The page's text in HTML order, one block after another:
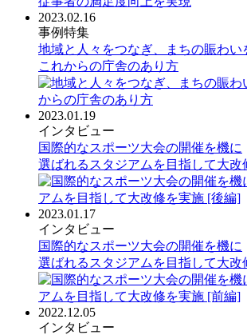
2023.02.16
事例特集
地域と人々をつなぎ、まちの賑わい
これからの庁舎のあり方
2023.01.19
インタビュー
国際的なスポーツ大会の開催を機に
選ばれるスタジアムを目指して大改
2023.01.17
インタビュー
国際的なスポーツ大会の開催を機に
選ばれるスタジアムを目指して大改
2022.12.05
インタビュー